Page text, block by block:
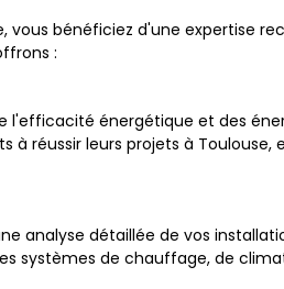
vous bénéficiez d'une expertise
:
l'efficacité énergétique et des
à réussir leurs projets à
analyse détaillée de vos
systèmes de chauffage, de